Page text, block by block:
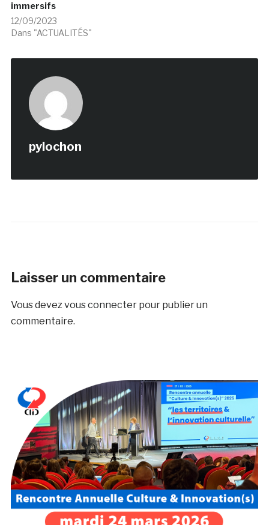
immersifs
12/09/2023
Dans "ACTUALITÉS"
pylochon
Laisser un commentaire
Vous devezvous connecterpour publier un
commentaire.